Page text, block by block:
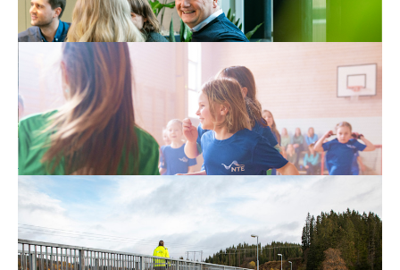
Mer om karriere i NTE
Vi støtter det du brenner for
NTE sponser lag og foreninger innenfor idrett, kultur
og andre gode formål.
Søk om sponsorstøtte
Over 100 år med energiproduksjon
I dag produserer vi fornybar energi tilsvarende
behovet til 500.000 mennesker.